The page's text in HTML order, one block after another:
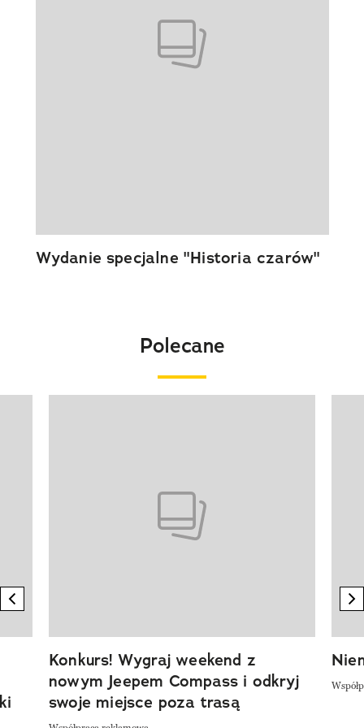
Wydanie specjalne "Historia czarów"
Polecane
previous element
Konkurs! Wygraj weekend z
nowym Jeepem Compass i odkryj
swoje miejsce poza trasą